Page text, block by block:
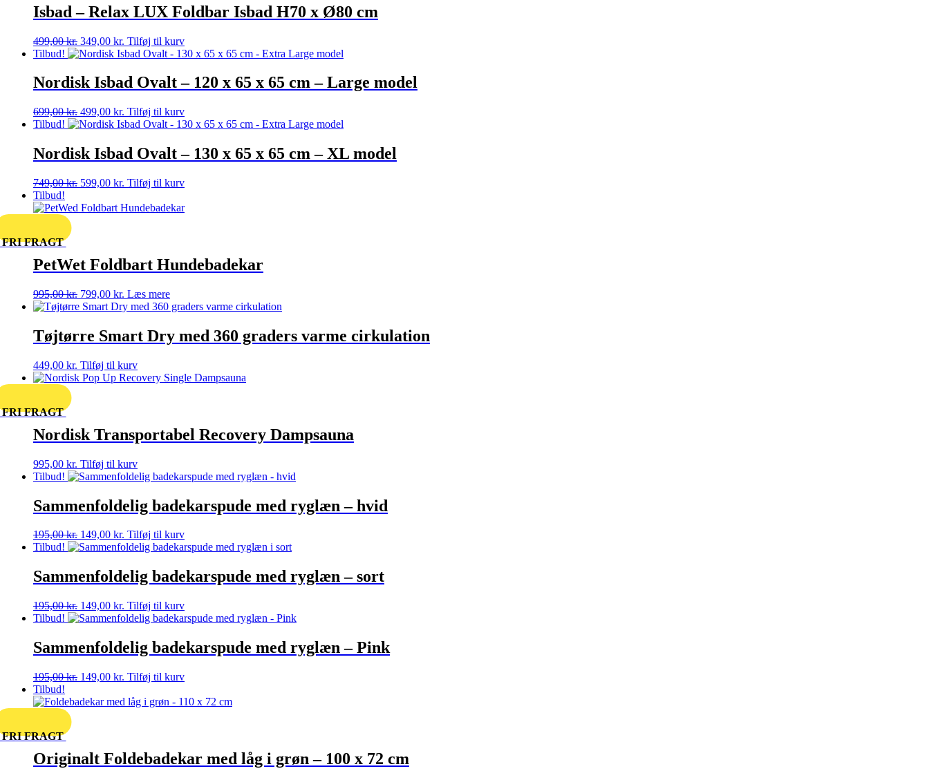
var:
1.595,00 kr..
er:
1.195,00 kr..
Isbad – Relax LUX Foldbar Isbad H70 x Ø80 cm
499,00kr. Den
oprindelige
var:
499,00 kr..
349,00 kr. Den
aktuelle
er:
349,00 kr..
Tilføj til kurv
Tilbud!
Nordisk Isbad Ovalt – 120 x 65 x 65 cm – Large model
699,00kr. Den
oprindelige
var:
699,00 kr..
499,00 kr. Den
aktuelle
er:
499,00 kr..
Tilføj til kurv
Tilbud!
Nordisk Isbad Ovalt – 130 x 65 x 65 cm – XL model
749,00kr. Den
pris
599,00 kr. Den
pris
Tilføj til kurv
Tilbud!
FRAGT
PetWet Foldbart Hundebadekar
995,00kr. Den
oprindelige
995,00 kr..
799,00 kr. Den
aktuelle
799,00 kr..
Læs mere
Tøjtørre Smart Dry med 360 graders varme cirkulation
449,00 kr. Tilføj til kurv
FRAGT
Nordisk Transportabel Recovery Dampsauna
995,00 kr. Tilføj til kurv
Tilbud!
Sammenfoldelig badekarspude med ryglæn – hvid
195,00kr. Den
oprindelige
var:
195,00 kr..
149,00 kr. Den
aktuelle
er:
149,00 kr..
Tilføj til kurv
Tilbud!
Sammenfoldelig badekarspude med ryglæn – sort
195,00kr. Den
oprindelige
var:
195,00 kr..
149,00 kr. Den
aktuelle
er:
149,00 kr..
Tilføj til kurv
Tilbud!
Sammenfoldelig badekarspude med ryglæn – Pink
195,00kr. Den
pris
149,00 kr. Den
pris
Tilføj til kurv
Tilbud!
FRAGT
Originalt Foldebadekar med låg i grøn – 100 x 72 cm